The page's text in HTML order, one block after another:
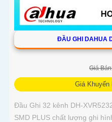
ĐẦU GHI DAHUA
Giá
Giá Khuyến
Đầu Ghi 32 kênh DH-
SMD PLUS chất lượng ghi